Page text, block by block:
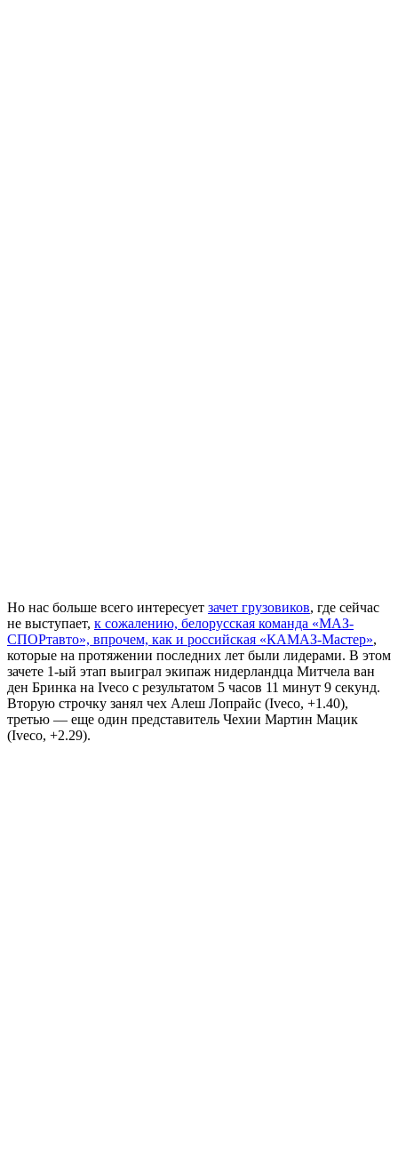
Но нас больше всего интересует зачет грузовиков, где сейчас
не выступает, к сожалению, белорусская команда «МАЗ-
СПОРтавто», впрочем, как и российская «КАМАЗ-Мастер»,
которые на протяжении последних лет были лидерами. В этом
зачете 1-ый этап выиграл экипаж нидерландца Митчела ван
ден Бринка на Iveco с результатом 5 часов 11 минут 9 секунд.
Вторую строчку занял чех Алеш Лопрайс (Iveco, +1.40),
третью — еще один представитель Чехии Мартин Мацик
(Iveco, +2.29).